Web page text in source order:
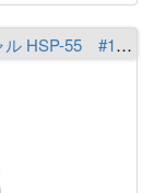
TIEMCO ヴァジュラ フッキングスペシャル HSP-55 #17 レッドヘッド/シルバーラメ